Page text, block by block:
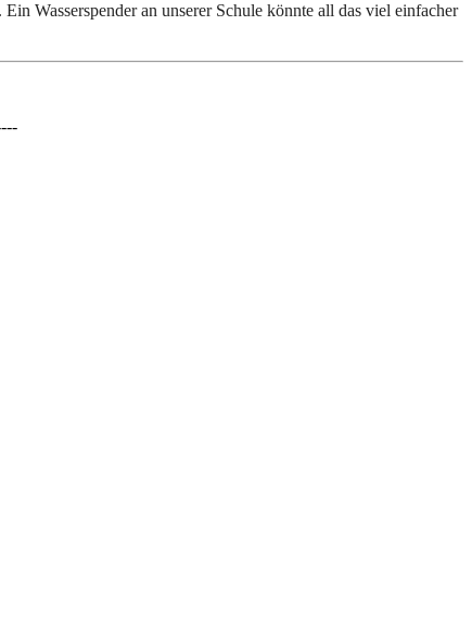
Wasserspender an unserer Schule könnte all das viel einfacher